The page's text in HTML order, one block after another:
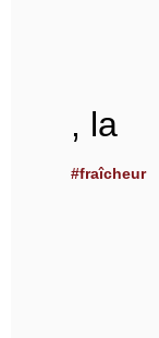
, la
#fraîcheur